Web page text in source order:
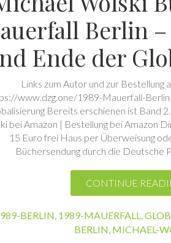
Berlin
Ende der
Links zum Autor und zur Bestellung
www.dzg.one/1989-Mauerfall-
Bereits erschienen ist Band
bei Amazon | Bestellung bei Amazon
15 Euro frei Haus per Überweisung
Büchersendung durch die Deutsche
CONTINUE
BERLIN 1989-MAUERFALL
BERLIN MICHAEL-